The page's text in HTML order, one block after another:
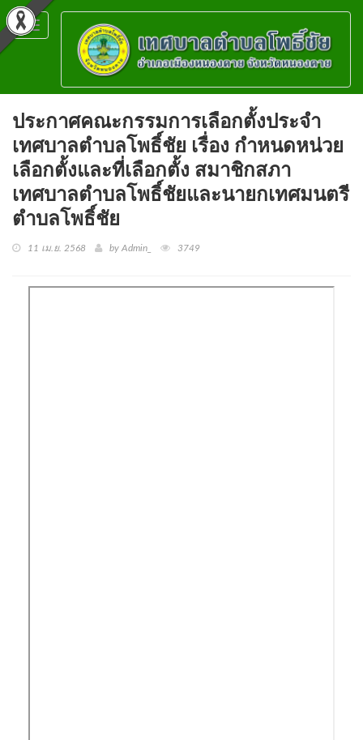
Toggle
navigation
ประกาศคณะกรรมการเลือกตั้งประจำ
เทศบาลตำบลโพธิ์ชัย เรื่อง กำหนดหน่วย
เลือกตั้งและที่เลือกตั้ง สมาชิกสภา
เทศบาลตำบลโพธิ์ชัยและนายกเทศมนตรี
ตำบลโพธิ์ชัย
11 เม.ย. 2568 by Admin_ 3749